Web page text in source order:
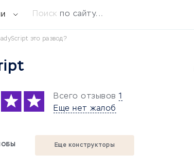
Поиск по сайту...
это развод?
Всего отзывов 1
Еще нет жалоб
Еще конструкторы